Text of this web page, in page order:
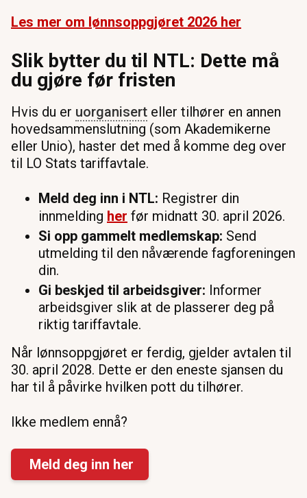
Les mer om lønnsoppgjøret 2026 her
Slik bytter du til NTL: Dette må
du gjøre før fristen
Hvis du er uorganisert eller tilhører en annen
hovedsammenslutning (som Akademikerne
eller Unio), haster det med å komme deg over
til LO Stats tariffavtale.
Meld deg inn i NTL: Registrer din
innmelding her før midnatt 30. april 2026.
Si opp gammelt medlemskap: Send
utmelding til den nåværende fagforeningen
din.
Gi beskjed til arbeidsgiver: Informer
arbeidsgiver slik at de plasserer deg på
riktig tariffavtale.
Når lønnsoppgjøret er ferdig, gjelder avtalen til
30. april 2028. Dette er den eneste sjansen du
har til å påvirke hvilken pott du tilhører.
Ikke medlem ennå?
Meld deg inn her